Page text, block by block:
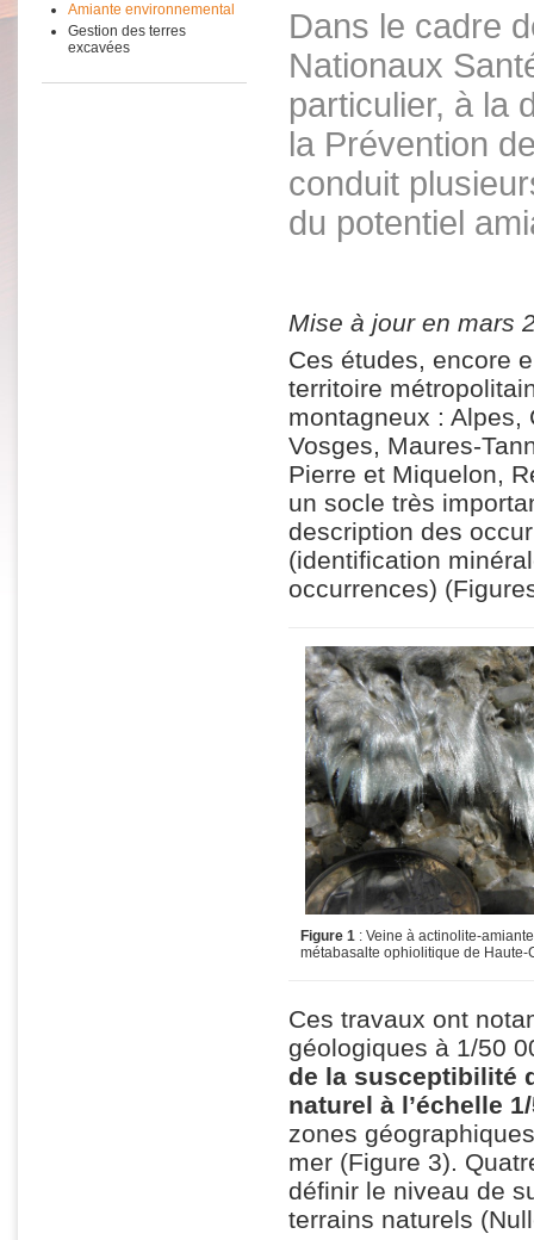
Amiante environnemental
Gestion des terres
excavées
Dans le cadre
Nationaux
particulier, à la
la Prévention
conduit
du potentiel
Mise à jour en mars
Ces études, encore
territoire
montagneux :
Vosges, Maures-
Pierre et Miquelon,
un socle très
description des
(identification
occurrences)
Figure 1 : Veine à actinolite-
métabasalte ophiolitique de Haute-
Ces travaux ont
géologiques à 1/50
de la susceptibilité
naturel à l’échelle
zones
mer (Figure 3).
définir le niveau de
terrains naturels